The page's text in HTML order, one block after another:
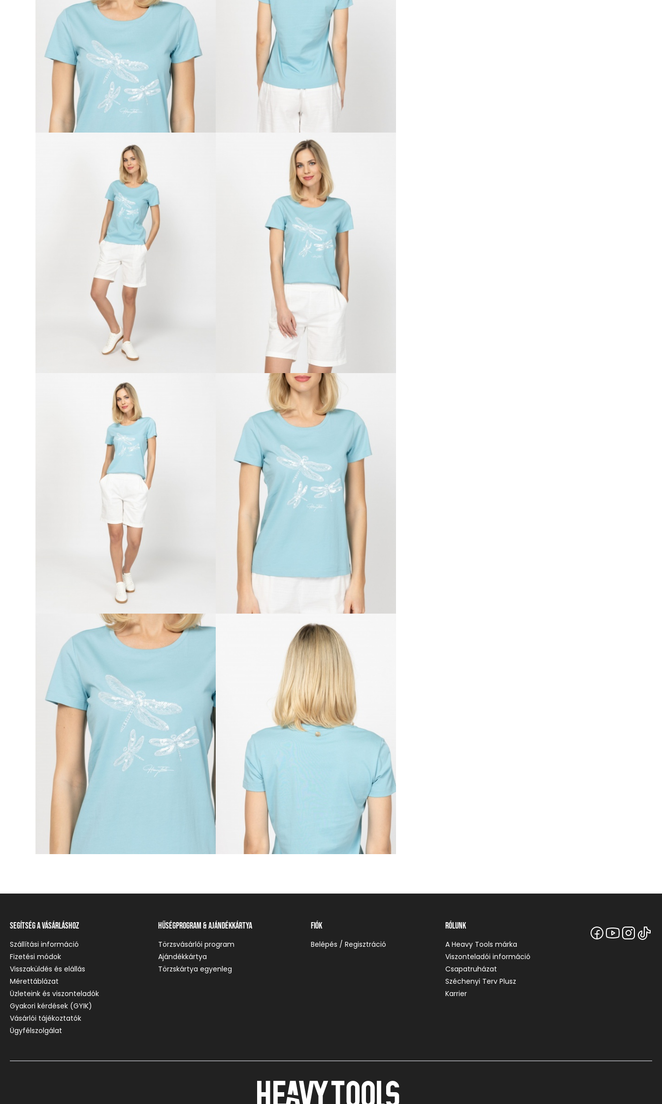
Segítség a vásárláshoz
Szállítási információ
Fizetési módok
Visszaküldés és elállás
Mérettáblázat
Üzleteink és viszonteladók
Gyakori kérdések (GYIK)
Vásárlói tájékoztatók
Ügyfélszolgálat
Hűségprogram & Ajándékkártya
Törzsvásárlói program
Ajándékkártya
Törzskártya egyenleg
Fiók
Belépés / Regisztráció
Rólunk
A Heavy Tools márka
Viszonteladói információ
Csapatruházat
Széchenyi Terv Plusz
Karrier